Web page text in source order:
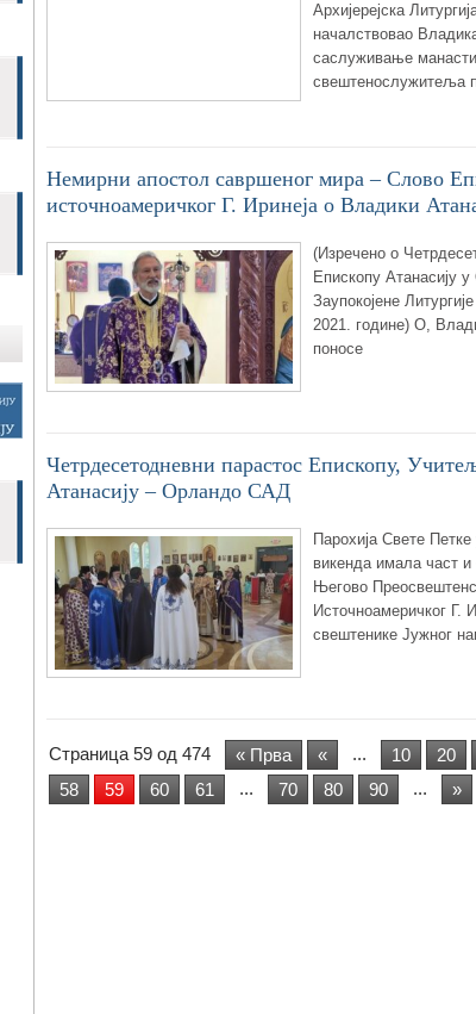
Архијерејска
началствовао
саслуживање
свештенослужитеља
Немирни апостол савршеног мира – Слово
источноамеричког Г. Иринеја о Владики
(Изречено о
Епископу Атанасију
Заупокојене
2021. године) О,
поносе
Четрдесетодневни парастос Eпископу,
Атанасију – Орландо САД
Парохија Свете
викенда имала част и
Његово
Источноамеричког Г.
свештенике Јужног
Страница 59 од 474 « Прва « ... 10 20
58
59 60 61 ... 70 80 90 ... »